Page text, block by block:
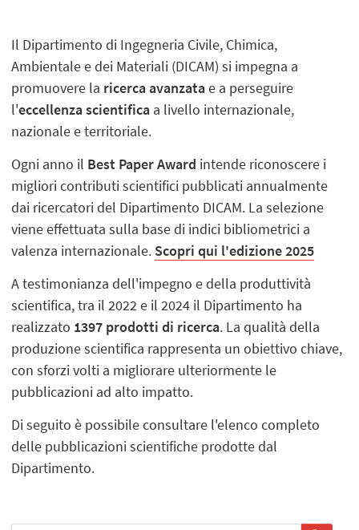
Il Dipartimento di Ingegneria Civile, Chimica,
Ambientale e dei Materiali (DICAM) si impegna a
promuovere la ricerca avanzatae a perseguire
l'eccellenza scientifica a livello internazionale,
nazionale e territoriale.
Ogni anno il Best Paper Award intende riconoscere i
migliori contributi scientifici pubblicati annualmente
dai ricercatori del Dipartimento DICAM. La selezione
viene effettuata sulla base di indici bibliometrici a
valenza internazionale. Scopri qui l'edizione 2025
A testimonianza dell'impegno e della produttività
scientifica, tra il 2022 e il 2024 il Dipartimento ha
realizzato 1397 prodotti di ricerca. La qualità della
produzione scientifica rappresenta un obiettivo chiave,
con sforzi volti a migliorare ulteriormente le
pubblicazioni ad alto impatto.
Di seguito è possibile consultare l'elenco completo
delle pubblicazioni scientifiche prodotte dal
Dipartimento.